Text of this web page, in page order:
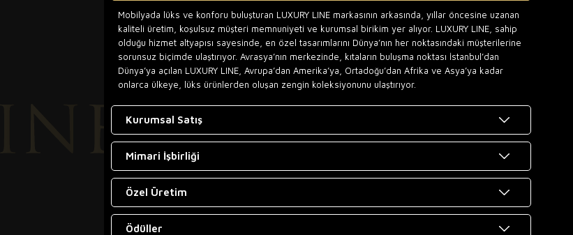
Mobilyada lüks ve konforu buluşturan LUXURY LINE markasının arkasında, yıllar öncesine uzanan
kaliteli üretim, koşulsuz müşteri memnuniyeti ve kurumsal birikim yer alıyor. LUXURY LINE, sahip
olduğu hizmet altyapısı sayesinde, en özel tasarımlarını Dünya’nın her noktasındaki müşterilerine
sorunsuz biçimde ulaştırıyor. Avrasya’nın merkezinde, kıtaların buluşma noktası İstanbul’dan
Dünya’ya açılan LUXURY LINE, Avrupa’dan Amerika’ya, Ortadoğu’dan Afrika ve Asya’ya kadar
onlarca ülkeye, lüks ürünlerden oluşan zengin koleksiyonunu ulaştırıyor.
Kurumsal Satış
Mimari İşbirliği
Özel Üretim
Ödüller